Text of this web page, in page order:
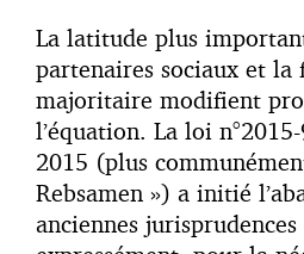
La latitude plus
partenaires sociaux et la
majoritaire modifient
l’équation. La loi
2015 (plus
Rebsamen ») a initié
anciennes